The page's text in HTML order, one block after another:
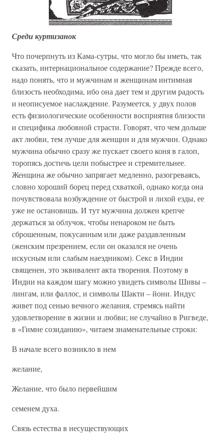
Среди куртизанок
Что почерпнуть из Кама-сутры, что могло бы иметь, так
сказать, интернациональное содержание? Прежде всего,
надо понять, что и мужчинам и женщинам интимная
близость необходима, ибо она дает тем и другим радость
и неописуемое наслаждение. Разумеется, у двух полов
есть физиологические особенности восприятия близости
и специфика любовной страсти. Говорят, что чем дольше
акт любви, тем лучше для женщин и для мужчин. Однако
мужчина обычно сразу же пускает своего коня в галоп,
торопясь достичь цели побыстрее и стремительнее.
Женщина же обычно запрягает медленно, разогреваясь,
словно хороший борец перед схваткой, однако когда она
почувствовала возбуждение от быстрой и лихой езды, ее
уже не остановишь. И тут мужчина должен крепче
держаться за облучок, чтобы ненароком не быть
сброшенным, покусанным или даже раздавленным
(женским презрением, если он оказался не очень
искусным или слабым наездником). Секс в Индии
священен, это эквивалент акта творения. Поэтому в
Индии на каждом шагу можно увидеть символы Шивы –
лингам, или фаллос, и символы Шакти – йони. Индус
живет под сенью вечного желания, стремясь найти
удовлетворение в жизни и любви; не случайно в Ригведе,
в «Гимне созиданию», читаем знаменательные строки:
В начале всего возникло в нем
желание,
Желание, что было первейшим
семенем духа.
Связь естества в несуществующих